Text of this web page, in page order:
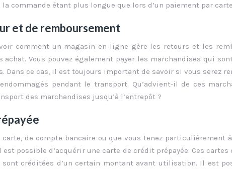
commande étant plus longue que lors d’un paiement par
et de remboursement
comment un magasin en ligne gère les retours et les
achat. Vous pouvez également payer les marchandises qui
Dans ce cas, il est toujours important de savoir si vous serez
pendant le transport. Qu’advient-il de ces
des marchandises jusqu’à l’entrepôt ?
carte, de compte bancaire ou que vous tenez particulièrement
possible d’acquérir une carte de crédit prépayée. Ces cartes
créditées d’un certain montant avant utilisation. Il est